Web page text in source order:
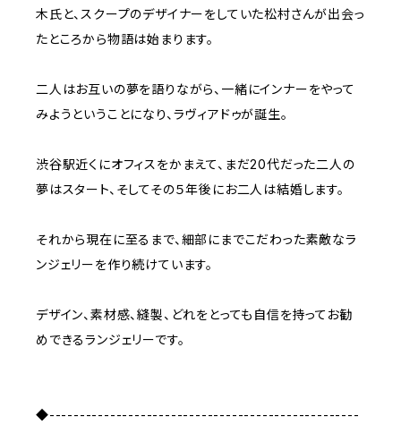
木氏と、スクープのデザイナーをしていた松村さんが出会っ
たところから物語は始まります。
二人はお互いの夢を語りながら、一緒にインナーをやって
みようということになり、ラヴィアドゥが誕生。
渋谷駅近くにオフィスをかまえて、まだ20代だった二人の
夢はスタート、そしてその５年後にお二人は結婚します。
それから現在に至るまで、細部にまでこだわった素敵なラ
ンジェリーを作り続けています。
デザイン、素材感、縫製、どれをとっても自信を持ってお勧
めできるランジェリーです。
◆---------------------------------------------------